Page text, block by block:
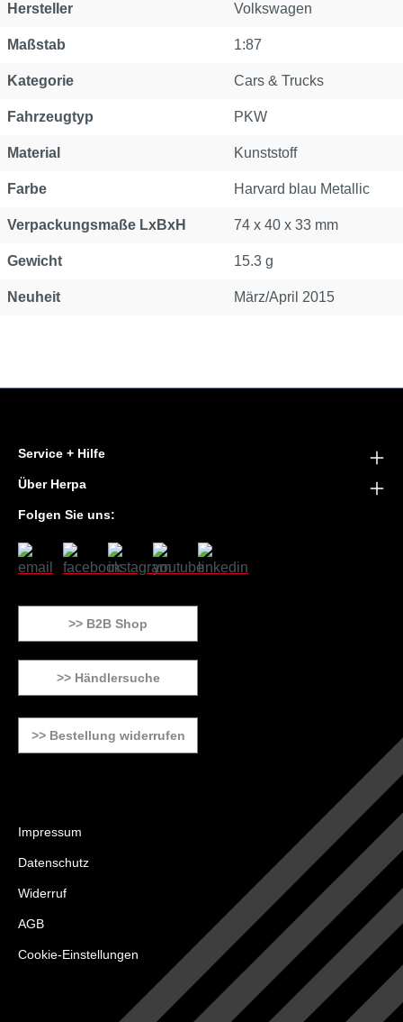
Hersteller Volkswagen
Maßstab 1:87
Kategorie Cars & Trucks
Fahrzeugtyp PKW
Material Kunststoff
Farbe Harvard blau Metallic
Verpackungsmaße LxBxH 74 x 40 x 33 mm
Gewicht 15.3 g
Neuheit März/April 2015
Service + Hilfe
Über Herpa
Folgen Sie uns:
>> B2B Shop
>> Händlersuche
>> Bestellung widerrufen
Impressum
Datenschutz
Widerruf
AGB
Cookie-Einstellungen